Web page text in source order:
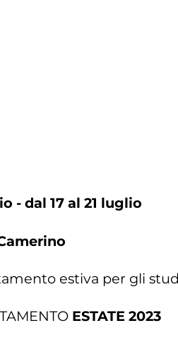
- dal 17 al 21 luglio
estiva per gli
ESTATE 2023